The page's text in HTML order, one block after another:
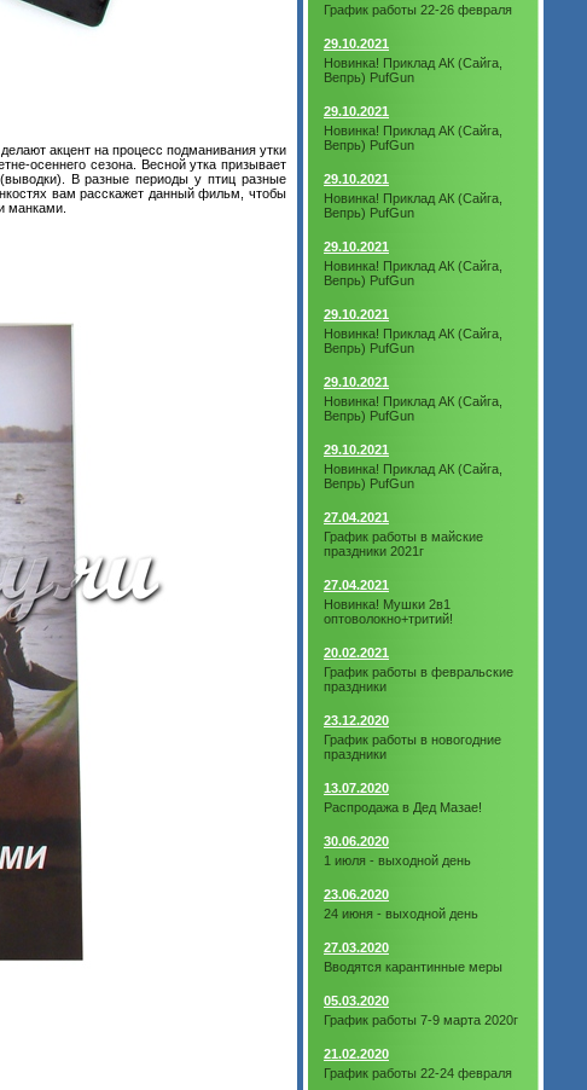
акцент на процесс подманивания утки
осеннего сезона. Весной утка призывает
В разные периоды у птиц разные
вам расскажет данный фильм, чтобы
манками.
График работы 22-26 февраля
29.10.2021
Новинка! Приклад АК (Сайга,
Вепрь) PufGun
29.10.2021
Новинка! Приклад АК (Сайга,
Вепрь) PufGun
29.10.2021
Новинка! Приклад АК (Сайга,
Вепрь) PufGun
29.10.2021
Новинка! Приклад АК (Сайга,
Вепрь) PufGun
29.10.2021
Новинка! Приклад АК (Сайга,
Вепрь) PufGun
29.10.2021
Новинка! Приклад АК (Сайга,
Вепрь) PufGun
29.10.2021
Новинка! Приклад АК (Сайга,
Вепрь) PufGun
27.04.2021
График работы в майские
праздники 2021г
27.04.2021
Новинка! Мушки 2в1
оптоволокно+тритий!
20.02.2021
График работы в февральские
праздники
23.12.2020
График работы в новогодние
праздники
13.07.2020
Распродажа в Дед Мазае!
30.06.2020
1 июля - выходной день
23.06.2020
24 июня - выходной день
27.03.2020
Вводятся карантинные меры
05.03.2020
График работы 7-9 марта 2020г
21.02.2020
График работы 22-24 февраля